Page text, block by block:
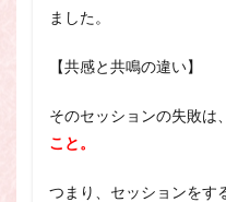
ました。
【共感と共鳴の違い】
そのセッションの失敗は、
こと。
つまり、セッションをす